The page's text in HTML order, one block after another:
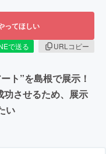
ってほしい
で送る
URLコピー
ト”を島根で展示！
させるため、展示
い